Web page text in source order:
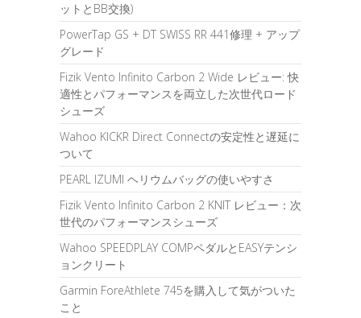
ットとBB交換)
PowerTap GS + DT SWISS RR 441修理 + アップ
グレード
Fizik Vento Infinito Carbon 2 Wide レビュー: 快
適性とパフォーマンスを両立した次世代ロード
シューズ
Wahoo KICKR Direct Connectの安定性と遅延に
ついて
PEARL IZUMI ヘリウムバッグの使いやすさ
Fizik Vento Infinito Carbon 2 KNIT レビュー：次
世代のパフォーマンスシューズ
Wahoo SPEEDPLAY COMPペダルとEASYテンシ
ョンクリート
Garmin ForeAthlete 745を購入して気がついた
こと